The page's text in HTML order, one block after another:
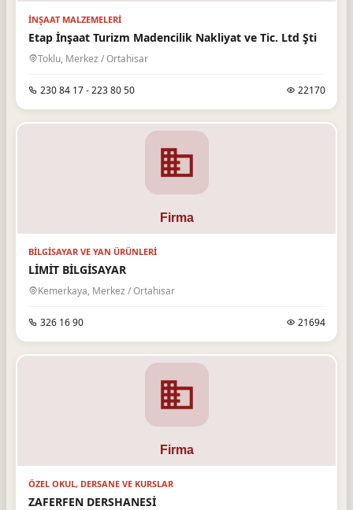
İNŞAAT MALZEMELERI
Etap İnşaat Turizm Madencilik Nakliyat ve Tic. Ltd Şti
Toklu, Merkez / Ortahisar
230 84 17 - 223 80 50 22170
BILGISAYAR VE YAN ÜRÜNLERI
LİMİT BİLGİSAYAR
Kemerkaya, Merkez / Ortahisar
326 16 90 21694
ÖZEL OKUL, DERSANE VE KURSLAR
ZAFERFEN DERSHANESİ